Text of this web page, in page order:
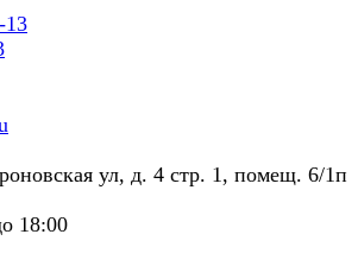
13
ул, д. 4 стр. 1, помещ. 6/1п
18:00